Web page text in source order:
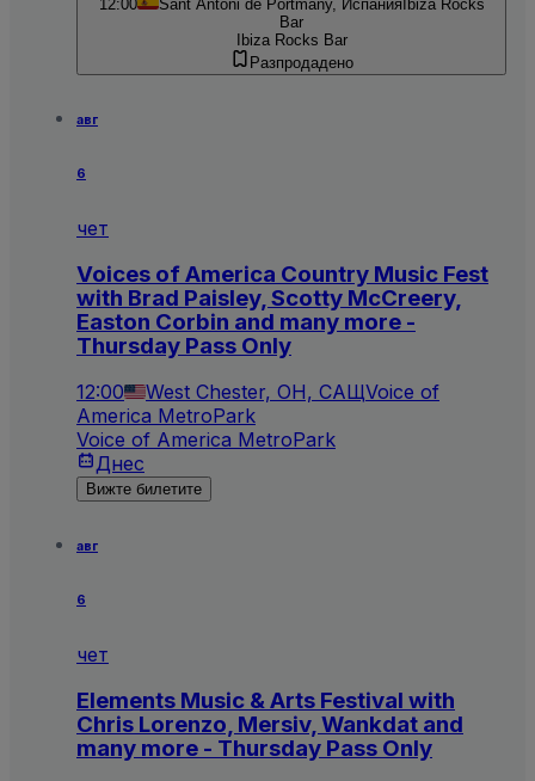
12:00 Sant Antoni de Portmany, Испания Ibiza Rocks
Bar
Ibiza Rocks Bar
Разпродадено
авг
6
чет
Voices of America Country Music Fest
with Brad Paisley, Scotty McCreery,
Easton Corbin and many more -
Thursday Pass Only
12:00 West Chester, OH, САЩVoice of
America MetroPark
Voice of America MetroPark
Днес
Вижте билетите
авг
6
чет
Elements Music & Arts Festival with
Chris Lorenzo, Mersiv, Wankdat and
many more - Thursday Pass Only